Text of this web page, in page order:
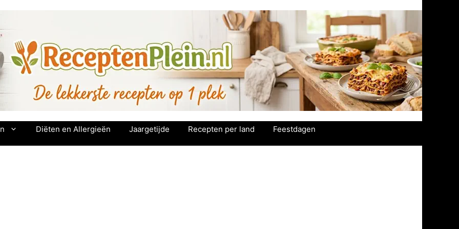
Diëten en Allergieën Jaargetijde Recepten per land Feestdagen